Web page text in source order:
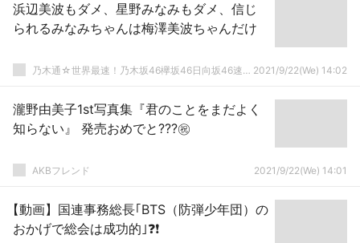
浜辺美波もダメ、星野みなみもダメ、信じ
られるみなみちゃんは梅澤美波ちゃんだけ
乃木通☆世界最速！乃木坂46欅坂46日向坂46速報まとめ 2021/9/22(We) 14:02
瀧野由美子1st写真集『君のことをまだよく
知らない』 発売おめでと???㊗
AKBフレンド 2021/9/22(We) 14:01
【動画】国連事務総長｢BTS（防弾少年団）の
おかげで総会は成功的｣❓❗